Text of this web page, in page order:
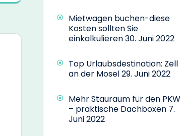
Mietwagen buchen-diese
Kosten sollten Sie
einkalkulieren30. Juni 2022
Top Urlaubsdestination: Zell
an der Mosel29. Juni 2022
Mehr Stauraum für den PKW
– praktische Dachboxen 7.
Juni 2022